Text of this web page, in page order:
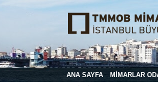
ANA SAYFA MIMARLAR